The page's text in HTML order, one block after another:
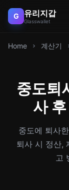
G 유리지갑
Glasswallet
Home 계산기
중도퇴
사
중도에 퇴사
퇴사 시 정산,
고